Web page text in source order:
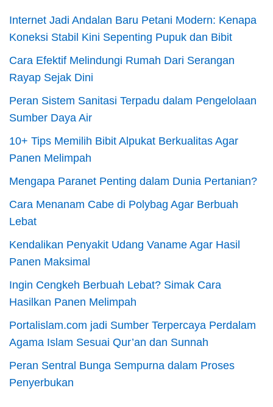
Internet Jadi Andalan Baru Petani Modern: Kenapa
Koneksi Stabil Kini Sepenting Pupuk dan Bibit
Cara Efektif Melindungi Rumah Dari Serangan
Rayap Sejak Dini
Peran Sistem Sanitasi Terpadu dalam Pengelolaan
Sumber Daya Air
10+ Tips Memilih Bibit Alpukat Berkualitas Agar
Panen Melimpah
Mengapa Paranet Penting dalam Dunia Pertanian?
Cara Menanam Cabe di Polybag Agar Berbuah
Lebat
Kendalikan Penyakit Udang Vaname Agar Hasil
Panen Maksimal
Ingin Cengkeh Berbuah Lebat? Simak Cara
Hasilkan Panen Melimpah
Portalislam.com jadi Sumber Terpercaya Perdalam
Agama Islam Sesuai Qur’an dan Sunnah
Peran Sentral Bunga Sempurna dalam Proses
Penyerbukan